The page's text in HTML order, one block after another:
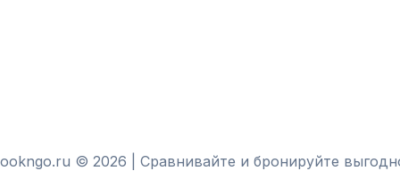
© 2026 | Сравнивайте и бронируйте